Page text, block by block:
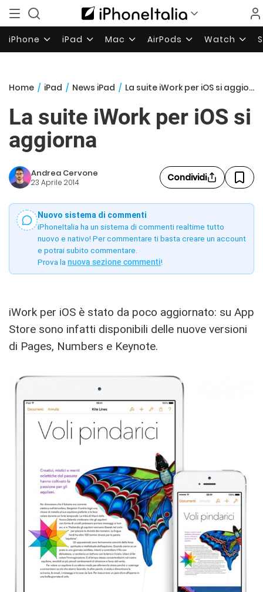
iPhone iPad Mac AirPods Watch
Home / iPad / News iPad / La suite iWork per iOS si aggiorna
La suite iWork per iOS si
aggiorna
Andrea Cervone
23 Aprile 2014 Condividi
Nuovo sistema di commenti
iPhoneItalia ha un sistema di commenti realtime tutto
nuovo e nativo! Per commentare ti basta creare un account
e potrai subito commentare.
Prova la nuova sezione commenti!
iWork per iOS è stato da poco aggiornato: su App
Store sono infatti disponibili delle nuove versioni
di Pages, Numbers e Keynote.